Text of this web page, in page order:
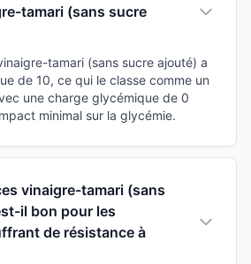
tamari (sans sucre
tamari (sans sucre ajouté) a
de 10, ce qui le classe comme un
une charge glycémique de 0
minimal sur la glycémie.
vinaigre-tamari (sans
il bon pour les
de résistance à